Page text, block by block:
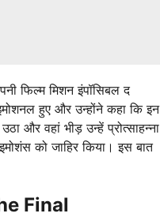
फिल्म मिशन इंपॉसिबल द
हुए और उन्होंने कहा कि इन
और वहां भीड़ उन्हें प्रोत्साहन्ना
को जाहिर किया। इस बात
Final